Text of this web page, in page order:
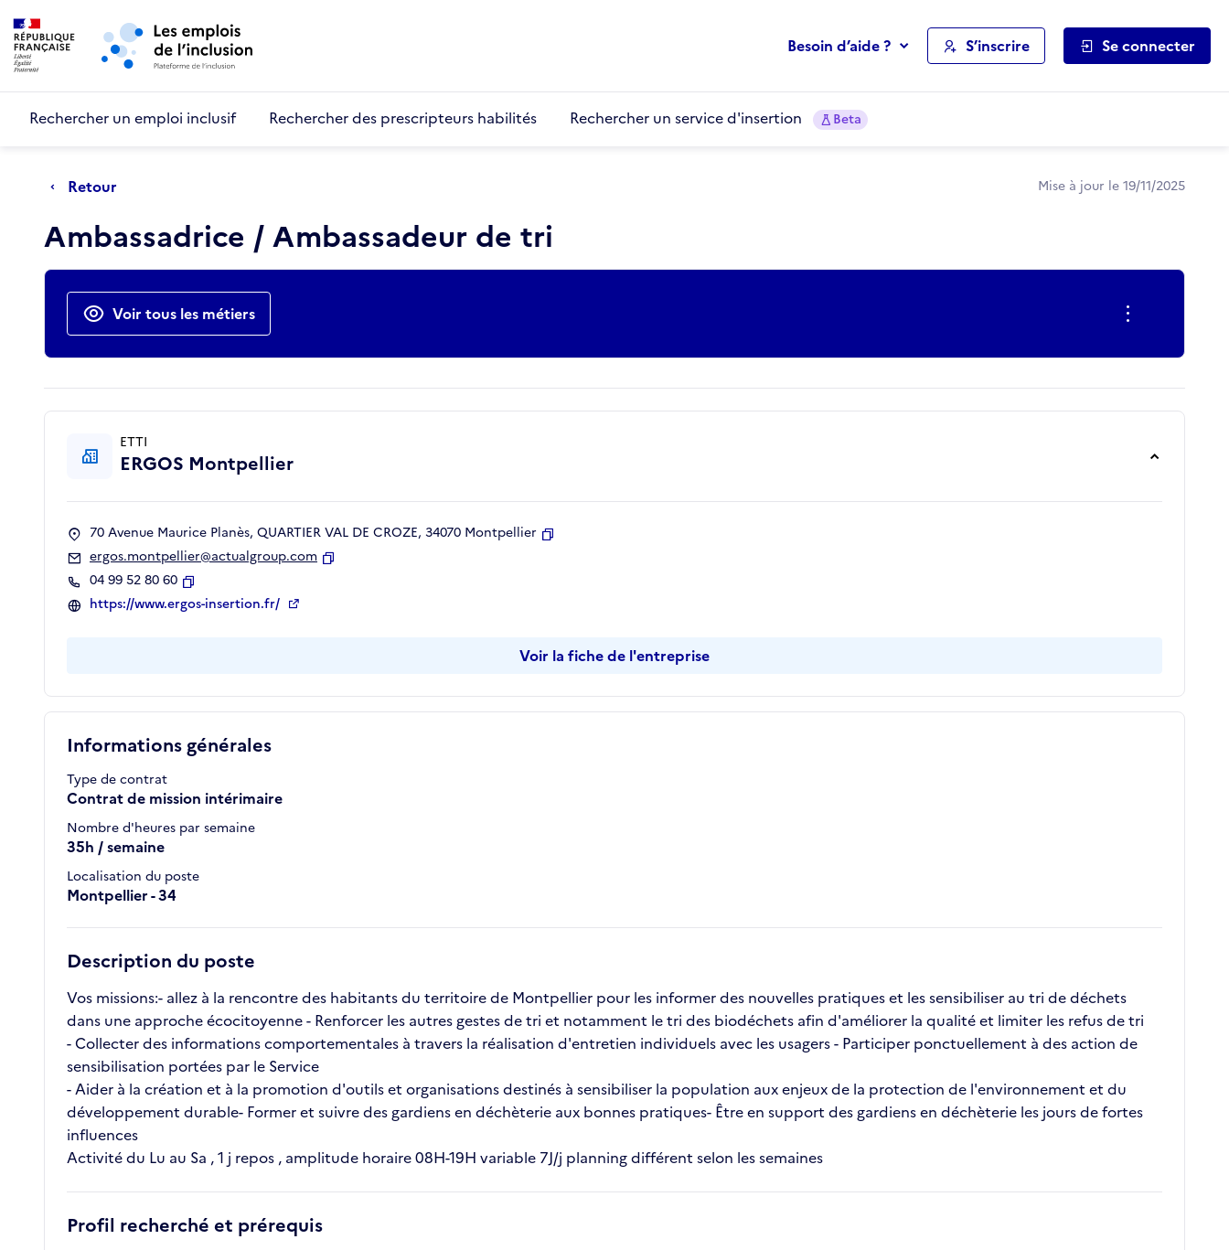
Aller au menu principal
Besoin d’aide ? S’inscrire Se connecter
Rechercher un emploi inclusif Rechercher des prescripteurs habilités Rechercher un service d'insertion Beta
Retour Mise à jour le 19/11/2025
Ambassadrice / Ambassadeur de tri
Actions rapides
Voir tous les métiers
Informations générales
Type de contrat
Contrat de mission intérimaire
Nombre d'heures par semaine
35h / semaine
Localisation du poste
Montpellier - 34
Description du poste
Vos missions:- allez à la rencontre des habitants du territoire de Montpellier pour les informer des nouvelles pratiques et les sensibiliser au tri de déchets
dans une approche écocitoyenne - Renforcer les autres gestes de tri et notamment le tri des biodéchets afin d'améliorer la qualité et limiter les refus de tri
- Collecter des informations comportementales à travers la réalisation d'entretien individuels avec les usagers - Participer ponctuellement à des action de
sensibilisation portées par le Service
- Aider à la création et à la promotion d'outils et organisations destinés à sensibiliser la population aux enjeux de la protection de l'environnement et du
développement durable- Former et suivre des gardiens en déchèterie aux bonnes pratiques- Être en support des gardiens en déchèterie les jours de fortes
influences
Activité du Lu au Sa , 1 j repos , amplitude horaire 08H-19H variable 7J/j planning différent selon les semaines
Profil recherché et prérequis
ETTI
ERGOS Montpellier
70 Avenue Maurice Planès, QUARTIER VAL DE CROZE, 34070 Montpellier
ergos.montpellier@actualgroup.com
04 99 52 80 60
Copier
https://www.ergos-insertion.fr/
Voir la fiche de l'entreprise